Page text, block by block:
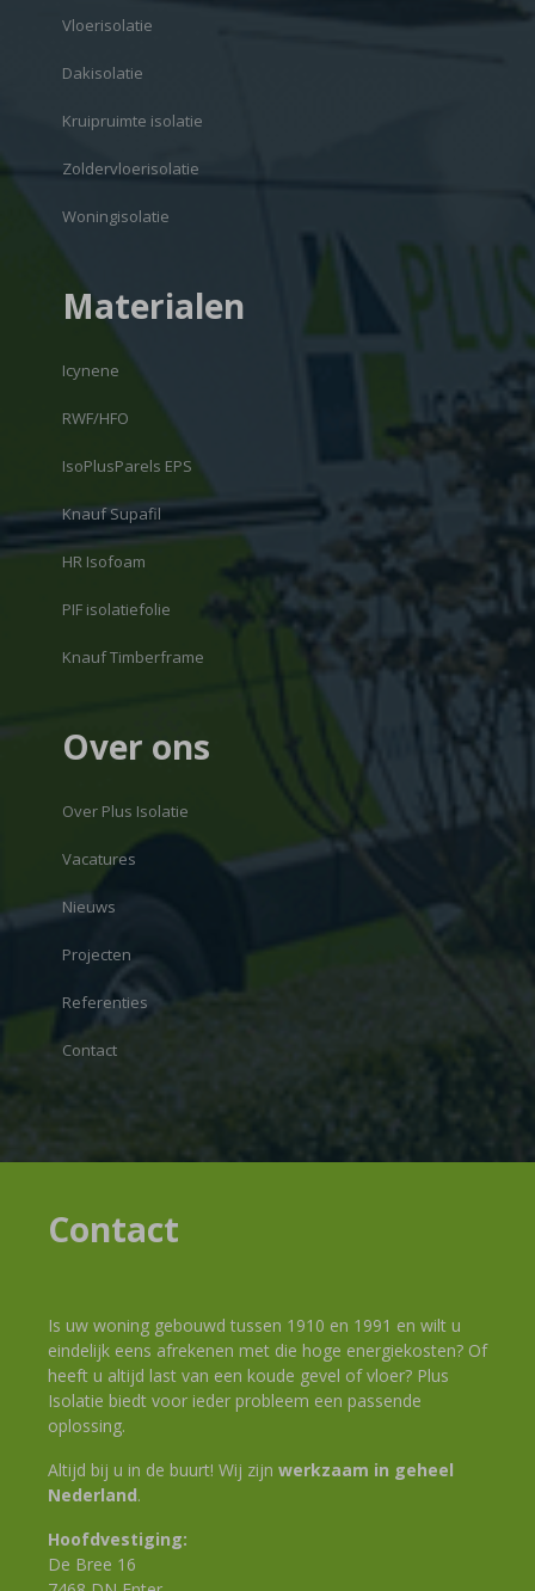
Vloerisolatie
Dakisolatie
Kruipruimte isolatie
Zoldervloerisolatie
Woningisolatie
Materialen
Icynene
RWF/HFO
IsoPlusParels EPS
Knauf Supafil
HR Isofoam
PIF isolatiefolie
Knauf Timberframe
Over ons
Over Plus Isolatie
Vacatures
Nieuws
Projecten
Referenties
Contact
Contact
Is uw woning gebouwd tussen 1910 en 1991 en wilt u
eindelijk eens afrekenen met die hoge energiekosten? Of
heeft u altijd last van een koude gevel of vloer? Plus
Isolatie biedt voor ieder probleem een passende
oplossing.
Altijd bij u in de buurt! Wij zijn werkzaam in geheel
Nederland.
Hoofdvestiging:
De Bree 16